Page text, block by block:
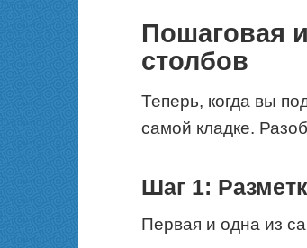
Пошаговая
столбов
Теперь, когда вы
самой кладке.
Шаг 1:
Первая и одна из